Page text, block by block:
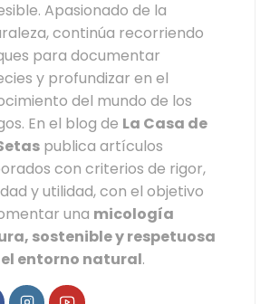
Apasionado de la
continúa recorriendo
para documentar
y profundizar en el
del mundo de los
En el blog de La Casa de
publica artículos
con criterios de rigor,
y utilidad, con el objetivo
una micología
sostenible y respetuosa
entorno natural.